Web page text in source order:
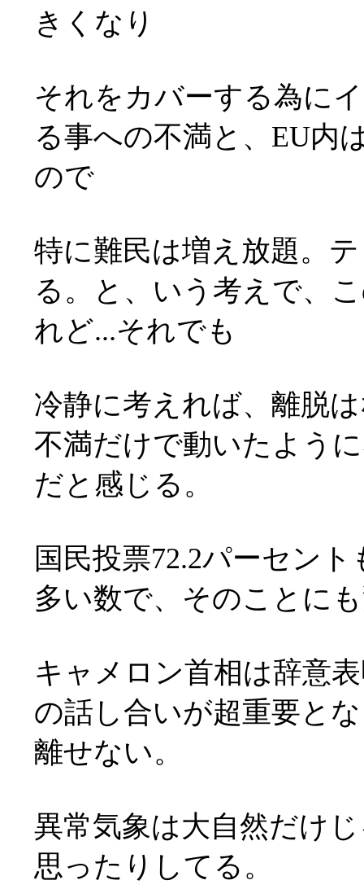
きくなり
それをカバーする為に
る事への不満と、EU内
ので
特に難民は増え放題。
る。と、いう考えで、
れど...それでも
冷静に考えれば、離脱
不満だけで動いたよう
だと感じる。
国民投票72.2パーセン
多い数で、そのことに
キャメロン首相は辞意
の話し合いが超重要と
離せない。
異常気象は大自然だけ
思ったりしてる。